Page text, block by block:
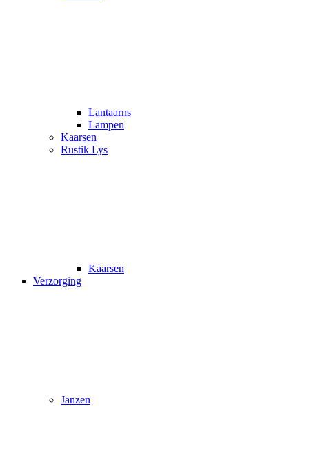
Lantaarns
Lampen
Kaarsen
Rustik Lys
Kaarsen
Verzorging
Janzen